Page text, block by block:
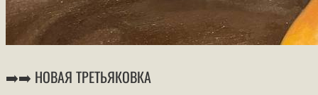
➡️➡️ НОВАЯ ТРЕТЬЯКОВКА